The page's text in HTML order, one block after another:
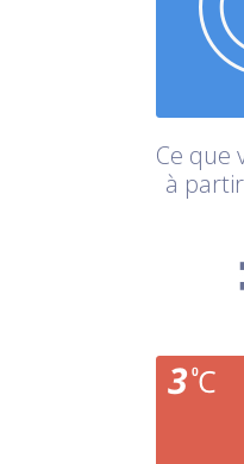
Ce que
à